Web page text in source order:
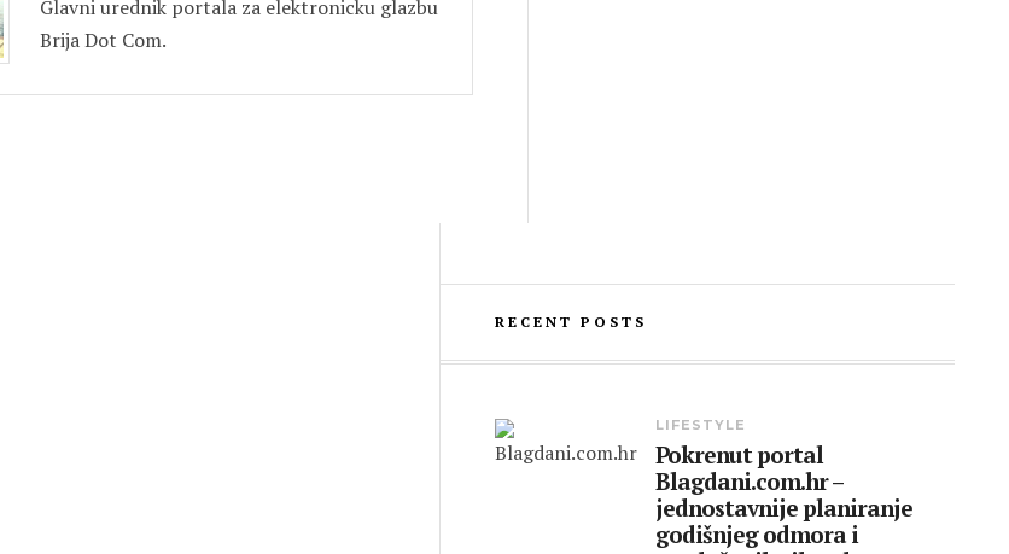
Glavni urednik portala za elektronicku glazbu
Brija Dot Com.
RECENT POSTS
LIFESTYLE
Pokrenut portal
Blagdani.com.hr –
jednostavnije planiranje
godišnjeg odmora i